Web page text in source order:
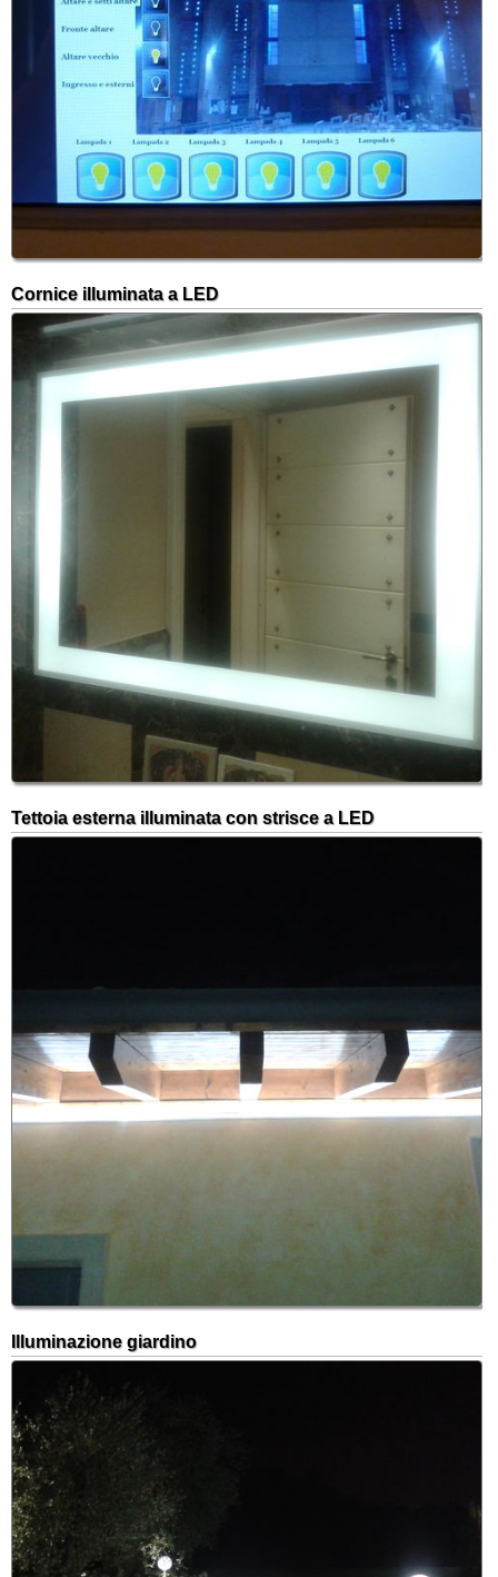
Cornice illuminata a LED
Tettoia esterna illuminata con strisce a LED
Illuminazione giardino